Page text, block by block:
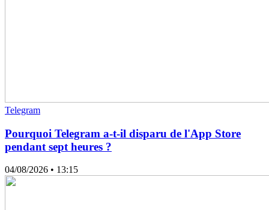
Telegram
Pourquoi Telegram a-t-il disparu de l'App Store
pendant sept heures ?
04/08/2026 • 13:15